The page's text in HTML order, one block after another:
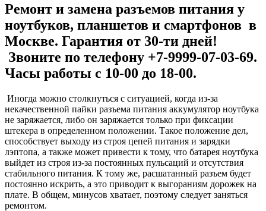
Ремонт и замена разъемов питания у
ноутбуков, планшетов и смартфонов в
Москве. Гарантия от 30-ти дней!
Звоните по телефону +7-9999-07-03-69.
Часы работы с 10-00 до 18-00.
Иногда можно столкнуться с ситуацией, когда из-за
некачественной пайки разъема питания аккумулятор ноутбука
не заряжается, либо он заряжается только при фиксации
штекера в определенном положении. Такое положение дел,
способствует выходу из строя цепей питания и зарядки
лэптопа, а также может привести к тому, что батарея ноутбука
выйдет из строя из-за постоянных пульсаций и отсутствия
стабильного питания. К тому же, расшатанный разъем будет
постоянно искрить, а это приводит к выгораниям дорожек на
плате. В общем, минусов хватает, поэтому следует заняться
ремонтом.